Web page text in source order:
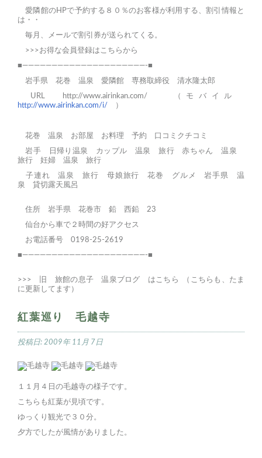
愛隣館のHPで予約する８０％のお客様が利用する、割引情報と
は・・
毎月、メールで割引券が送られてくる。
>>>お得な会員登録はこちらから
■—————————————————————-■
岩手県 花巻 温泉 愛隣館 専務取締役 清水隆太郎
URL
http://www.airinkan.com/ （モバイル
http://www.airinkan.com/i/ ）
花巻 温泉 お部屋 お料理 予約
口コミクチコミ
岩手 日帰り温泉
カップル 温泉 旅行
赤ちゃん 温泉
旅行
妊婦 温泉 旅行
子連れ 温泉 旅行
母娘旅行 花巻 グルメ
岩手県 温
泉
貸切露天風呂
住所 岩手県 花巻市 鉛 西鉛 23
仙台から車で２時間の好アクセス
お電話番号 0198-25-2619
■—————————————————————-■
>>> 旧 旅館の息子 温泉ブログ はこちら
（こちらも、たま
に更新してます）
紅葉巡り 毛越寺
投稿日: 2009年 11月 7日
１１月４日の毛越寺の様子です。
こちらも紅葉が見頃です。
ゆっくり観光で３０分。
夕方でしたが風情がありました。